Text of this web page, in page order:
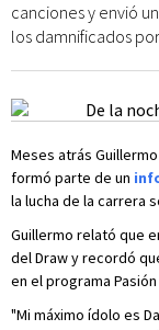
canciones y envió
los damnificados
Meses atrás
formó parte de un
la lucha de la carrera
Guillermo relató que
del Draw y recordó
en el programa
"Mi máximo ídolo es